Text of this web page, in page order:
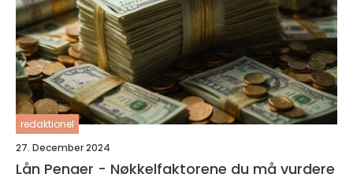
redaktionel
27. December 2024
Lån Penger - Nøkkelfaktorene du må vurdere